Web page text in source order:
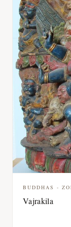
BUDDHAS -
Vajrakila